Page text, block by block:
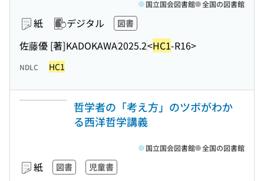
紙 デジタル 図書
佐藤優 [著]KADOKAWA2025.2<HC1-R16>
国立国会図書館 全国の図書館
NDLC HC1
哲学者の「考え方」のツボがわか
る西洋哲学講義
紙 図書 児童書
国立国会図書館 全国の図書館